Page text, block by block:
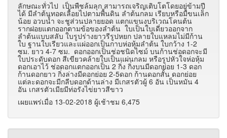
ลักษณะทั่วไป เป็นพืชล้มลุก สามารถเจริญเติบโตโดยอยู่ข้ามปี
ได้ มีลำต้นทอดเลื้อยไปตามพื้นดิน ลำต้นกลม เรียบหรือมีขนเล็ก
น้อย อวบน้ำ จะชูส่วนปลายยอด แตกแขนงบริเวณโคนต้น
รากฝอยแตกออกตามข้อของลำต้น ใบเป็นใบเดี่ยวออกจาก
ลำต้นแบบสลับ ใบรูปร่างยาวรีรูปหยก ปลายใบแหลมไม่มีก้าน
ใบ ฐานใบเรียวและแผ่ออกเป็นกาบห่อหุ้มลำต้น ใบกว้าง 1-2
ซม. ยาว 4-7 ซม. ดอกออกเป็นช่อชนิดไซม์ บนก้านช่อดอกจะมี
ใบประดับดอก สีเขียวคล้ายใบเป็นแผ่นกลม หรือรูปหัวใจห่อหุ้ม
ดอกเอาไว้ ช่อดอกแตกออกเป็น 2 กิ่ง กิ่งบนมีดอกย่อย 1-3 ดอก
ก้านดอกยาว กิ่งล่างมีดอกย่อย 2-5ดอก ก้านดอกสั้น ดอกย่อย
แต่ละดอกจะมีกลีบดอกด้านล่าง มีเกสรตัวผู้ 6 อัน เป็นหมัน 4
อัน เกสรตัวเมียมีท่อรังไข่ยาวสีขาว
เผยแพร่เมื่อ 13-02-2018 ผู้เช้าชม 6,475